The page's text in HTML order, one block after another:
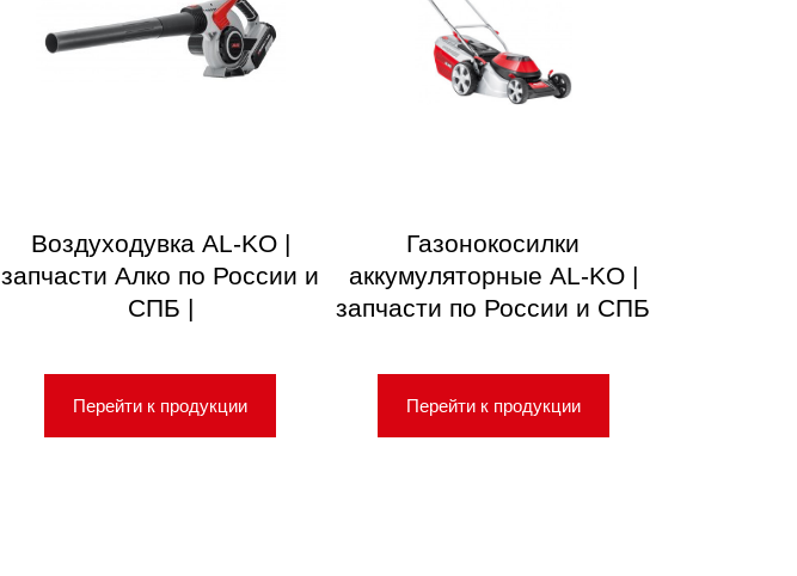
Воздуходувка AL-KO |
запчасти Алко по России и
СПБ |
Перейти к продукции
Газонокосилки
аккумуляторные AL-KO |
запчасти по России и СПБ
Перейти к продукции